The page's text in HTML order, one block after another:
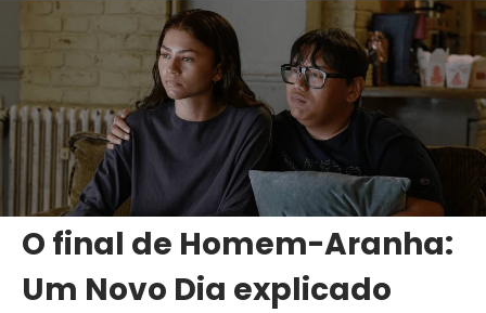
O final de Homem-Aranha:
Um Novo Dia explicado